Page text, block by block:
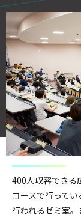
400人収容できる
コースで行って
行われるゼミ室